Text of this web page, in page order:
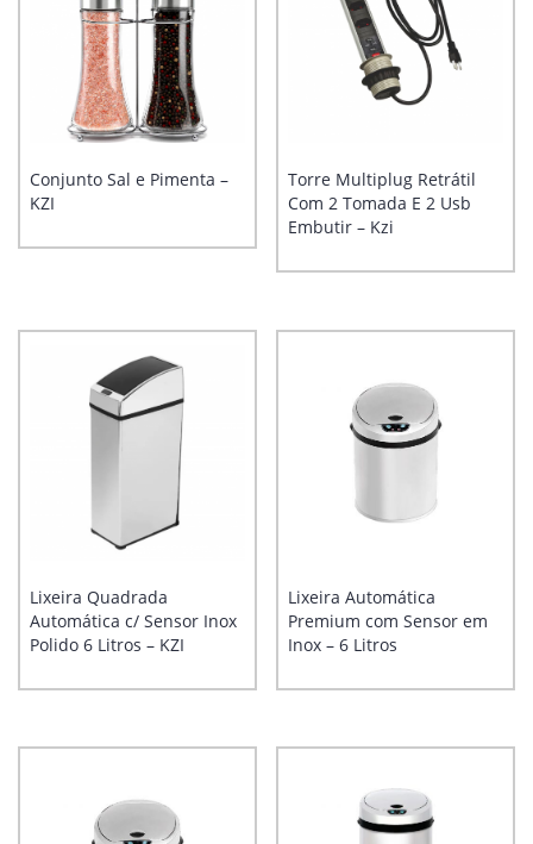
Conjunto Sal e Pimenta –
KZI
Torre Multiplug Retrátil
Com 2 Tomada E 2 Usb
Embutir – Kzi
Lixeira Quadrada
Automática c/ Sensor Inox
Polido 6 Litros – KZI
Lixeira Automática
Premium com Sensor em
Inox – 6 Litros